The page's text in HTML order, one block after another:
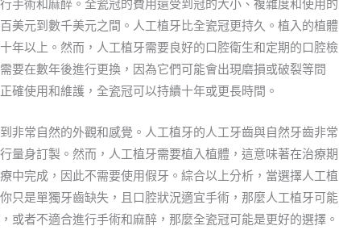
手術和麻醉。全瓷冠的費用還受到冠的大小、複雜度和使用的
美元到數千美元之間。人工植牙比全瓷冠更持久。植入的植體
年以上。然而，人工植牙需要良好的口腔衛生和定期的口腔檢
要在數年後進行更換，因為它們可能會出現磨損或破裂等問
確使用和維護，全瓷冠可以持續十年或更長時間。
非常自然的外觀和感覺。人工植牙的人工牙齒與自然牙齒非常
量身訂製。然而，人工植牙需要植入植體，這意味著在治療期
中完成，因此不需要使用假牙。綜合以上分析，當選擇人工植
只是單獨牙齒缺失，且口腔狀況適宜手術，那麼人工植牙可能
或者不適合進行手術和麻醉，那麼全瓷冠可能是更好的選擇。